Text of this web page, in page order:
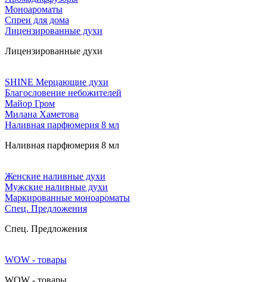
Моноароматы
Спреи для дома
Лицензированные духи
Лицензированные духи
SHINE Мерцающие духи
Благословение небожителей
Майор Гром
Милана Хаметова
Наливная парфюмерия 8 мл
Наливная парфюмерия 8 мл
Женские наливные духи
Мужские наливные духи
Маркированные моноароматы
Cпец. Предложения
Cпец. Предложения
WOW - товары
WOW - товары